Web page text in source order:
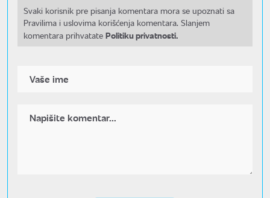
Svaki korisnik pre pisanja komentara mora se upoznati sa
Pravilima i uslovima korišćenja komentara. Slanjem
komentara prihvatate Politiku privatnosti.